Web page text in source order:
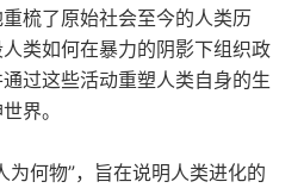
梳了原始社会至今的人类历
类如何在暴力的阴影下组织政
过这些活动重塑人类自身的生
界。
为何物”，旨在说明人类进化的